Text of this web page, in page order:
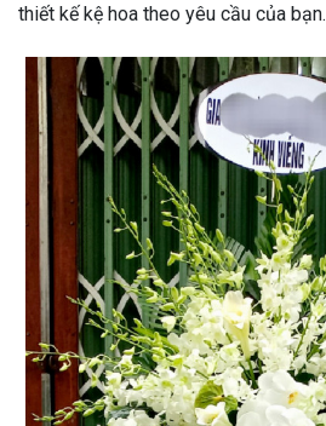
thiết kế kệ hoa theo yêu cầu của bạn.